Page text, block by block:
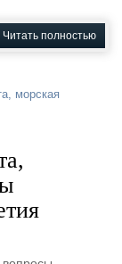
Читать полностью
, морская